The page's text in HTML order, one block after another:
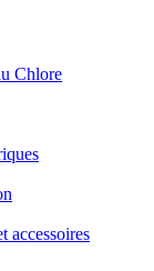
Chlore
accessoires